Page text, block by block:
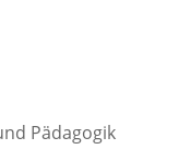
Pädagogik